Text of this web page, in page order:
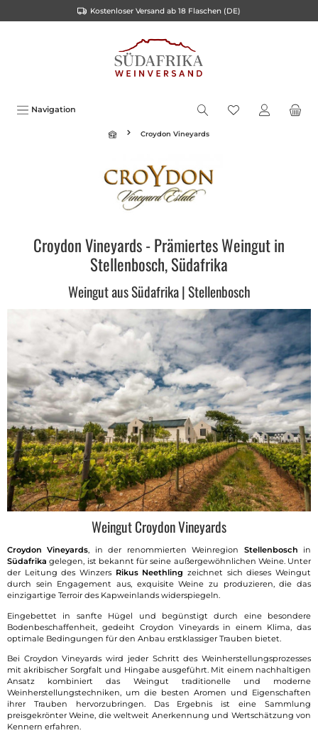
Kostenloser Versand ab 18 Flaschen (DE)
Navigation
Croydon Vineyards
Croydon Vineyards - Prämiertes Weingut in
Stellenbosch, Südafrika
Weingut aus Südafrika | Stellenbosch
Weingut Croydon Vineyards
Croydon Vineyards , in der renommierten Weinregion Stellenbosch in
Südafrika gelegen, ist bekannt für seine außergewöhnlichen Weine. Unter
der Leitung des Winzers Rikus Neethling zeichnet sich dieses Weingut
durch sein Engagement aus, exquisite Weine zu produzieren, die das
einzigartige Terroir des Kapweinlands widerspiegeln.
Eingebettet in sanfte Hügel und begünstigt durch eine besondere
Bodenbeschaffenheit, gedeiht Croydon Vineyards in einem Klima, das
optimale Bedingungen für den Anbau erstklassiger Trauben bietet.
Bei Croydon Vineyards wird jeder Schritt des Weinherstellungsprozesses
mit akribischer Sorgfalt und Hingabe ausgeführt. Mit einem nachhaltigen
Ansatz kombiniert das Weingut traditionelle und moderne
Weinherstellungstechniken, um die besten Aromen und Eigenschaften
ihrer Trauben hervorzubringen. Das Ergebnis ist eine Sammlung
preisgekrönter Weine, die weltweit Anerkennung und Wertschätzung von
Kennern erfahren.